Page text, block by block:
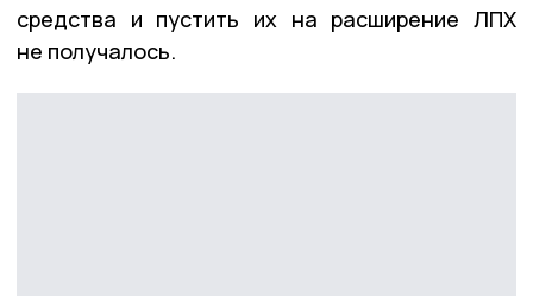
средства и пустить их на расширение ЛПХ
не получалось.